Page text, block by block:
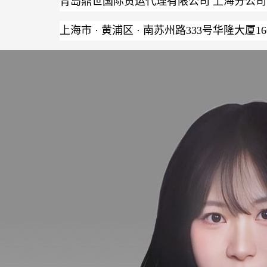
上海市 · 黄浦区 · 南苏州路333号华隆大厦